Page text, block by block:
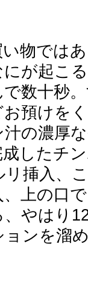
物では
が起こ
数十秒
預けを
の濃厚
したチ
挿入、
上の口
やはり
ンを溜